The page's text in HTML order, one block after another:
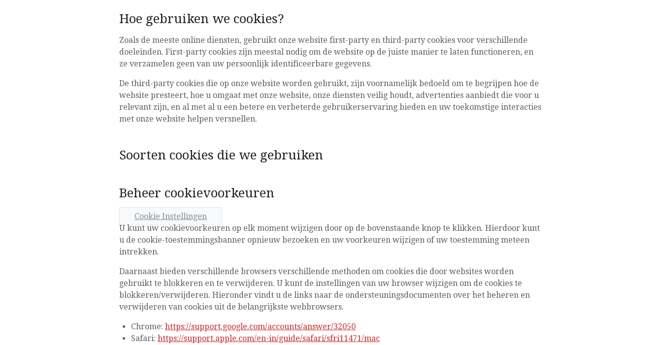
Hoe gebruiken we cookies?
Zoals de meeste online diensten, gebruikt onze website first-party en third-party cookies voor verschillende
doeleinden. First-party cookies zijn meestal nodig om de website op de juiste manier te laten functioneren, en
ze verzamelen geen van uw persoonlijk identificeerbare gegevens.
De third-party cookies die op onze website worden gebruikt, zijn voornamelijk bedoeld om te begrijpen hoe de
website presteert, hoe u omgaat met onze website, onze diensten veilig houdt, advertenties aanbiedt die voor u
relevant zijn, en al met al u een betere en verbeterde gebruikerservaring bieden en uw toekomstige interacties
met onze website helpen versnellen.
Soorten cookies die we gebruiken
Beheer cookievoorkeuren
Cookie Instellingen
U kunt uw cookievoorkeuren op elk moment wijzigen door op de bovenstaande knop te klikken. Hierdoor kunt
u de cookie-toestemmingsbanner opnieuw bezoeken en uw voorkeuren wijzigen of uw toestemming meteen
intrekken.
Daarnaast bieden verschillende browsers verschillende methoden om cookies die door websites worden
gebruikt te blokkeren en te verwijderen. U kunt de instellingen van uw browser wijzigen om de cookies te
blokkeren/verwijderen. Hieronder vindt u de links naar de ondersteuningsdocumenten over het beheren en
verwijderen van cookies uit de belangrijkste webbrowsers.
Chrome: https://support.google.com/accounts/answer/32050
Safari: https://support.apple.com/en-in/guide/safari/sfri11471/mac